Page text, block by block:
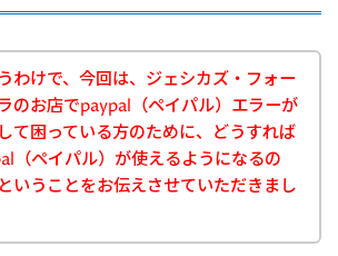
わけで、今回は、ジェシカズ・フォー
のお店でpaypal（ペイパル）エラーが
て困っている方のために、どうすれば
（ペイパル）が使えるようになるの
いうことをお伝えさせていただきまし